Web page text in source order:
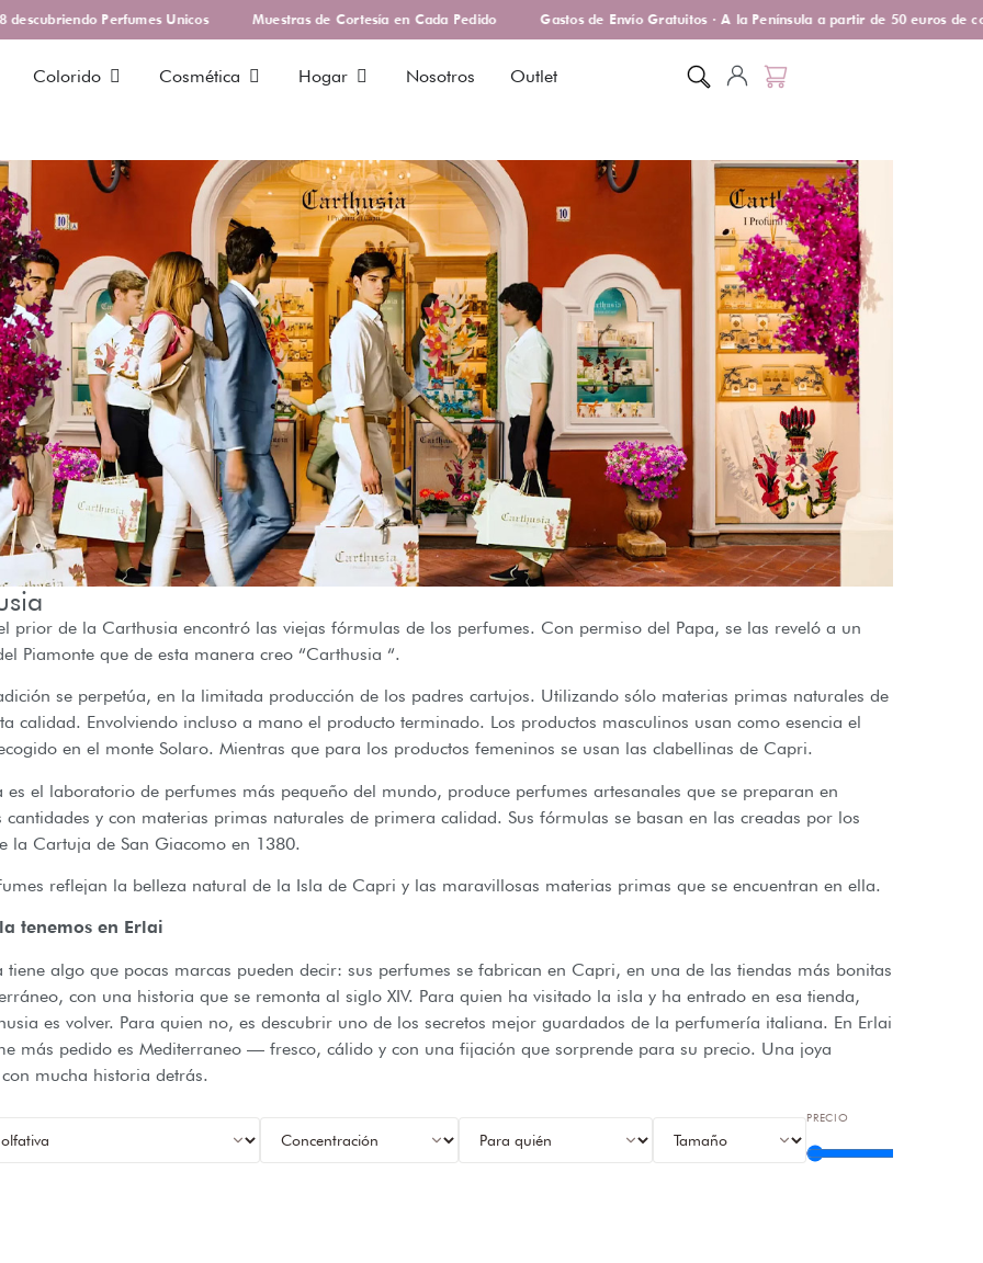
Perfumes Unicos Muestras de Cortesía en Cada Pedido Gastos de Envío Gratuitos · A la Península a partir de 50 euros de
Colorido Cosmética Hogar Nosotros Outlet
prior de la Carthusia encontró las viejas fórmulas de los perfumes. Con permiso del Papa, se las reveló a un
Piamonte que de esta manera creo “Carthusia “.
se perpetúa, en la limitada producción de los padres cartujos. Utilizando sólo materias primas naturales de
calidad. Envolviendo incluso a mano el producto terminado. Los productos masculinos usan como esencia el
en el monte Solaro. Mientras que para los productos femeninos se usan las clabellinas de Capri.
es el laboratorio de perfumes más pequeño del mundo, produce perfumes artesanales que se preparan en
cantidades y con materias primas naturales de primera calidad. Sus fórmulas se basan en las creadas por los
la Cartuja de San Giacomo en 1380.
reflejan la belleza natural de la Isla de Capri y las maravillosas materias primas que se encuentran en ella.
tenemos en Erlai
tiene algo que pocas marcas pueden decir: sus perfumes se fabrican en Capri, en una de las tiendas más bonitas
con una historia que se remonta al siglo XIV. Para quien ha visitado la isla y ha entrado en esa tienda,
es volver. Para quien no, es descubrir uno de los secretos mejor guardados de la perfumería italiana. En Erlai
más pedido es Mediterraneo — fresco, cálido y con una fijación que sorprende para su precio. Una joya
mucha historia detrás.
PRECIO